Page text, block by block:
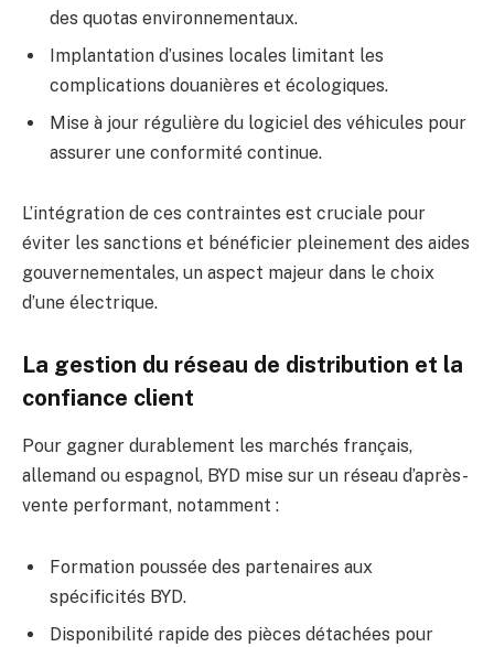
des quotas environnementaux.
Implantation d’usines locales limitant les
complications douanières et écologiques.
Mise à jour régulière du logiciel des véhicules pour
assurer une conformité continue.
L’intégration de ces contraintes est cruciale pour
éviter les sanctions et bénéficier pleinement des aides
gouvernementales, un aspect majeur dans le choix
d’une électrique.
La gestion du réseau de distribution et la
confiance client
Pour gagner durablement les marchés français,
allemand ou espagnol, BYD mise sur un réseau d’après-
vente performant, notamment :
Formation poussée des partenaires aux
spécificités BYD.
Disponibilité rapide des pièces détachées pour